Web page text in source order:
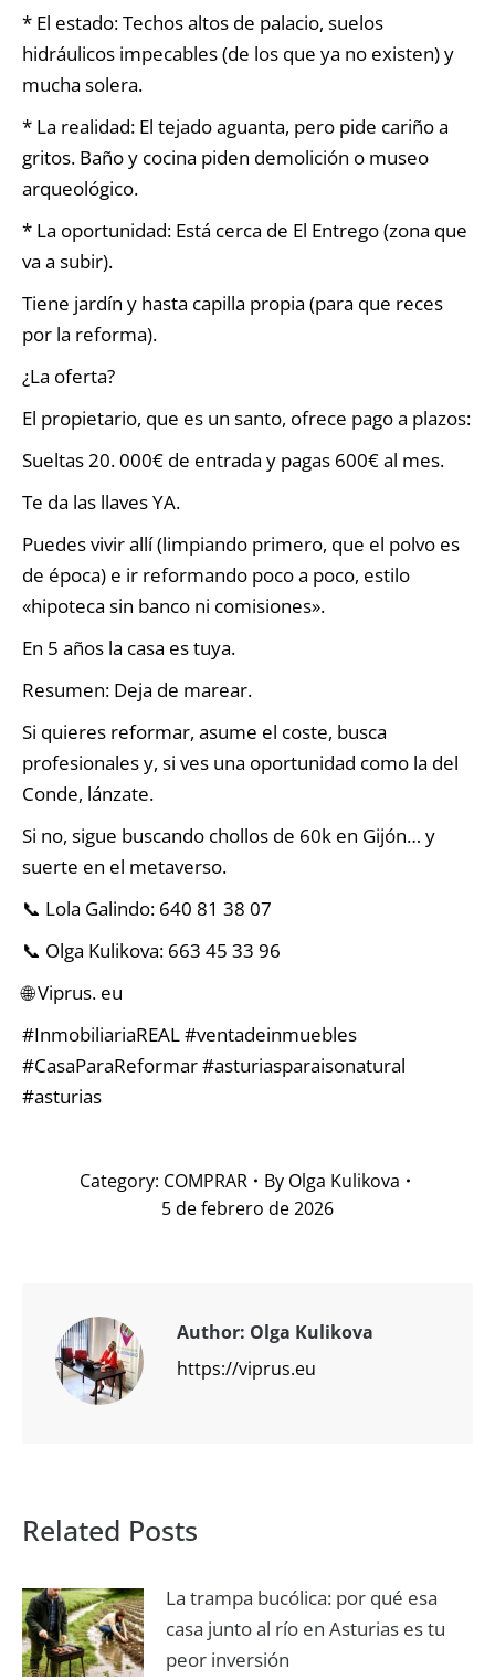
* El estado: Techos altos de palacio, suelos
hidráulicos impecables (de los que ya no existen) y
mucha solera.
* La realidad: El tejado aguanta, pero pide cariño a
gritos. Baño y cocina piden demolición o museo
arqueológico.
* La oportunidad: Está cerca de El Entrego (zona que
va a subir).
Tiene jardín y hasta capilla propia (para que reces
por la reforma).
¿La oferta?
El propietario, que es un santo, ofrece pago a plazos:
Sueltas 20. 000€ de entrada y pagas 600€ al mes.
Te da las llaves YA.
Puedes vivir allí (limpiando primero, que el polvo es
de época) e ir reformando poco a poco, estilo
«hipoteca sin banco ni comisiones».
En 5 años la casa es tuya.
Resumen: Deja de marear.
Si quieres reformar, asume el coste, busca
profesionales y, si ves una oportunidad como la del
Conde, lánzate.
Si no, sigue buscando chollos de 60k en Gijón… y
suerte en el metaverso.
📞 Lola Galindo: 640 81 38 07
📞 Olga Kulikova: 663 45 33 96
🌐 Viprus. eu
#InmobiliariaREAL #ventadeinmuebles
#CasaParaReformar #asturiasparaisonatural
#asturias
Category: COMPRAR By Olga Kulikova
5 de febrero de 2026
Author: Olga Kulikova
https://viprus.eu
Related Posts
La trampa bucólica: por qué esa
casa junto al río en Asturias es tu
peor inversión